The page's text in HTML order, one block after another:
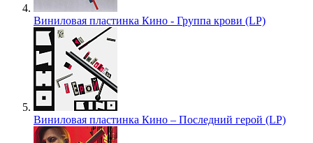
Виниловая пластинка Кино - Группа крови (LP)
Виниловая пластинка Кино – Последний герой (LP)